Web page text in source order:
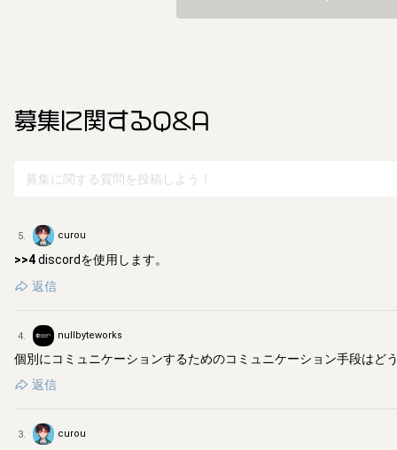
募集に関するQ&A
5 curou
>>4discordを使用します。
返信
4 nullbyteworks
個別にコミュニケーションするためのコミュニケーション手段はど
返信
3 curou